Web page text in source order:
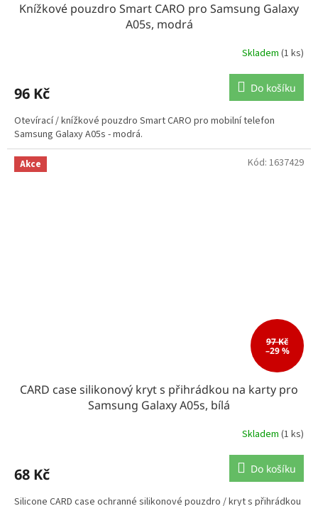
Knížkové pouzdro Smart CARO pro Samsung Galaxy
A05s, modrá
Skladem (1 ks)
96 Kč Do košíku
Otevírací / knížkové pouzdro Smart CARO pro mobilní telefon
Samsung Galaxy A05s - modrá.
Akce
97 Kč
–29 %
CARD case silikonový kryt s přihrádkou na karty pro
Samsung Galaxy A05s, bílá
Skladem (1 ks)
68 Kč Do košíku
Silicone CARD case ochranné silikonové pouzdro / kryt s přihrádkou
Kód: 1637429